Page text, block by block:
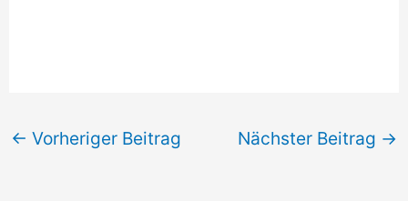
← Vorheriger Beitrag Nächster Beitrag →